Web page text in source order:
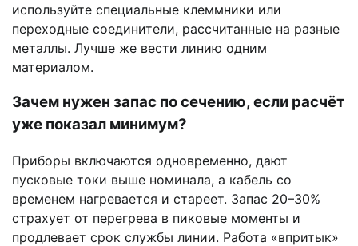
используйте специальные клеммники или
переходные соединители, рассчитанные на разные
металлы. Лучше же вести линию одним
материалом.
Зачем нужен запас по сечению, если расчёт
уже показал минимум?
Приборы включаются одновременно, дают
пусковые токи выше номинала, а кабель со
временем нагревается и стареет. Запас 20–30%
страхует от перегрева в пиковые моменты и
продлевает срок службы линии. Работа «впритык»